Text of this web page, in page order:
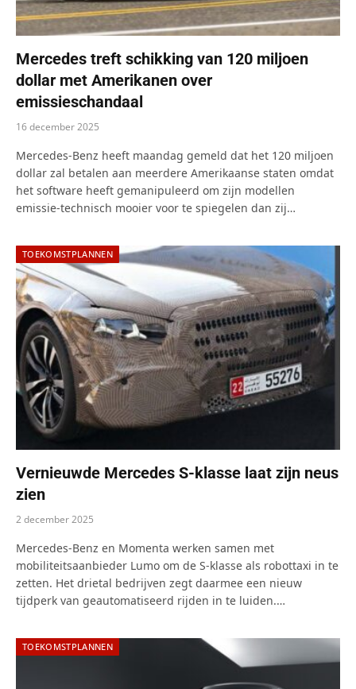
Mercedes treft schikking van 120 miljoen
dollar met Amerikanen over
emissieschandaal
16 december 2025
Mercedes-Benz heeft maandag gemeld dat het 120 miljoen
dollar zal betalen aan meerdere Amerikaanse staten omdat
het software heeft gemanipuleerd om zijn modellen
emissie-technisch mooier voor te spiegelen dan zij…
TOEKOMSTPLANNEN
Vernieuwde Mercedes S-klasse laat zijn neus
zien
2 december 2025
Mercedes-Benz en Momenta werken samen met
mobiliteitsaanbieder Lumo om de S-klasse als robottaxi in te
zetten. Het drietal bedrijven zegt daarmee een nieuw
tijdperk van geautomatiseerd rijden in te luiden.…
TOEKOMSTPLANNEN